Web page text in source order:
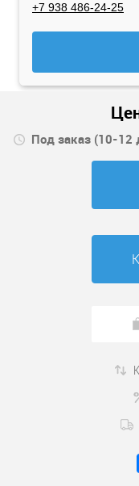
+7 938 486-24-25
Под заказ (10-12